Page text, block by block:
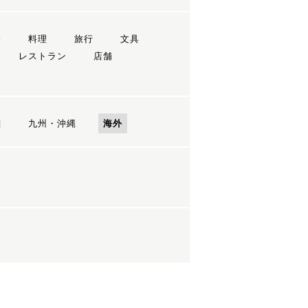
料理 旅行
文具
レストラン
店舗
九州・沖縄 海外